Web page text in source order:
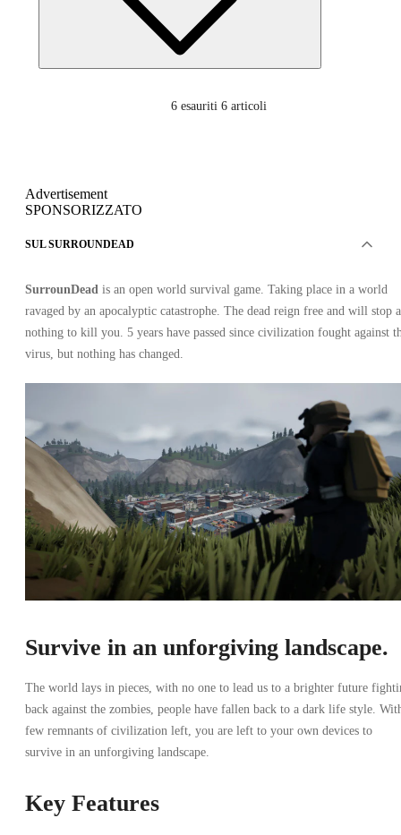
6 esauriti 6 articoli
Advertisement
SPONSORIZZATO
SUL SURROUNDEAD
SurrounDead is an open world survival game. Taking place in a world
ravaged by an apocalyptic catastrophe. The dead reign free and will stop
nothing to kill you. 5 years have passed since civilization fought against
virus, but nothing has changed.
Survive in an unforgiving landscape.
The world lays in pieces, with no one to lead us to a brighter future
back against the zombies, people have fallen back to a dark life style.
few remnants of civilization left, you are left to your own devices to
survive in an unforgiving landscape.
Key Features